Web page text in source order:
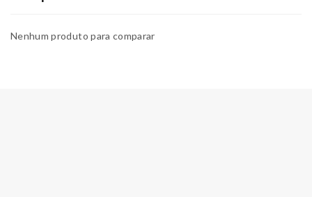
Nenhum produto para comparar